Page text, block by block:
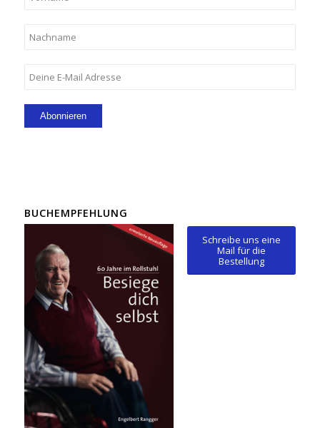
BUCHEMPFEHLUNG
Schreibe uns eine
Mail für die
Bestellung